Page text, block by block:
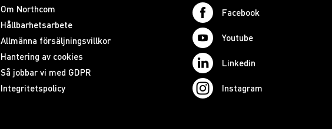
Om Northcom
Hållbarhetsarbete
Allmänna försäljningsvillkor
Hantering av cookies
Så jobbar vi med GDPR
Integritetspolicy
Facebook
Youtube
Linkedin
Instagram